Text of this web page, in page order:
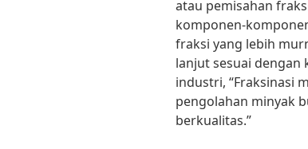
atau pemisahan
komponen-
fraksi yang lebih
lanjut sesuai dengan
industri, “Fraksinasi
pengolahan minyak
berkualitas.”